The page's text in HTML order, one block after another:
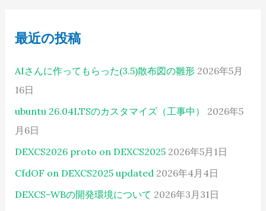
最近の投稿
AIさんに作ってもらった(3.5)散布図の雛形 2026年5月
16日
ubuntu 26.04LTSのカスタマイズ（工事中）
2026年5
月6日
DEXCS2026 proto on DEXCS2025 2026年5月1日
CfdOF on DEXCS2025 updated 2026年4月4日
DEXCS-WBの開発環境について 2026年3月31日